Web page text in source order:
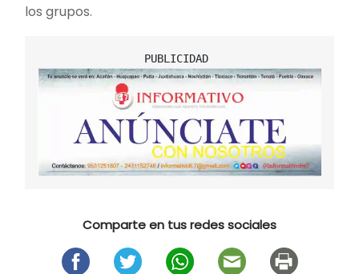
los grupos.
Comparte en tus redes sociales